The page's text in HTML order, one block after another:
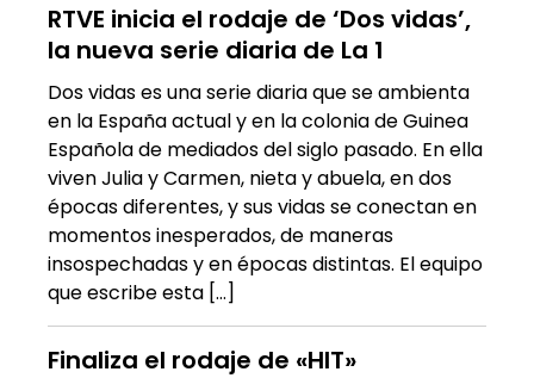
RTVE inicia el rodaje de ‘Dos vidas’,
la nueva serie diaria de La 1
Dos vidas es una serie diaria que se ambienta
en la España actual y en la colonia de Guinea
Española de mediados del siglo pasado. En ella
viven Julia y Carmen, nieta y abuela, en dos
épocas diferentes, y sus vidas se conectan en
momentos inesperados, de maneras
insospechadas y en épocas distintas. El equipo
que escribe esta […]
Finaliza el rodaje de «HIT»